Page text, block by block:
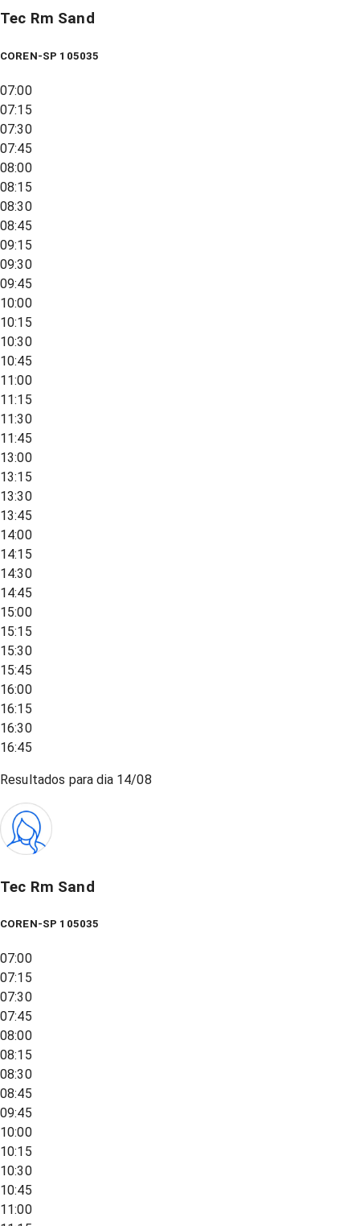
Tec Rm Sand
COREN-SP 105035
07:00
07:15
07:30
07:45
08:00
08:15
08:30
08:45
09:15
09:30
09:45
10:00
10:15
10:30
10:45
11:00
11:15
11:30
11:45
13:00
13:15
13:30
13:45
14:00
14:15
14:30
14:45
15:00
15:15
15:30
15:45
16:00
16:15
16:30
16:45
Resultados para dia 14/08
Tec Rm Sand
COREN-SP 105035
07:00
07:15
07:30
07:45
08:00
08:15
08:30
08:45
09:45
10:00
10:15
10:30
10:45
11:00